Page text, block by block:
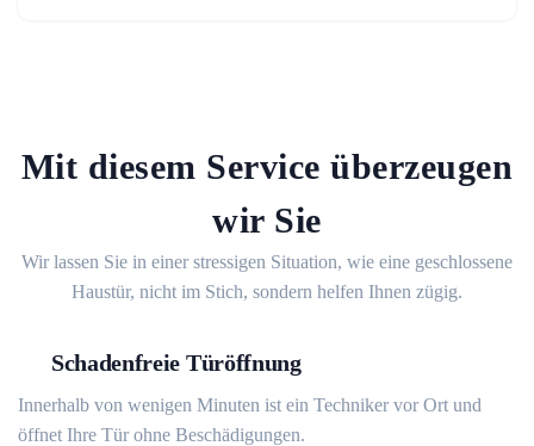
Mit diesem Service überzeugen
wir Sie
Wir lassen Sie in einer stressigen Situation, wie eine geschlossene
Haustür, nicht im Stich, sondern helfen Ihnen zügig.
Schadenfreie Türöffnung
Innerhalb von wenigen Minuten ist ein Techniker vor Ort und
öffnet Ihre Tür ohne Beschädigungen.